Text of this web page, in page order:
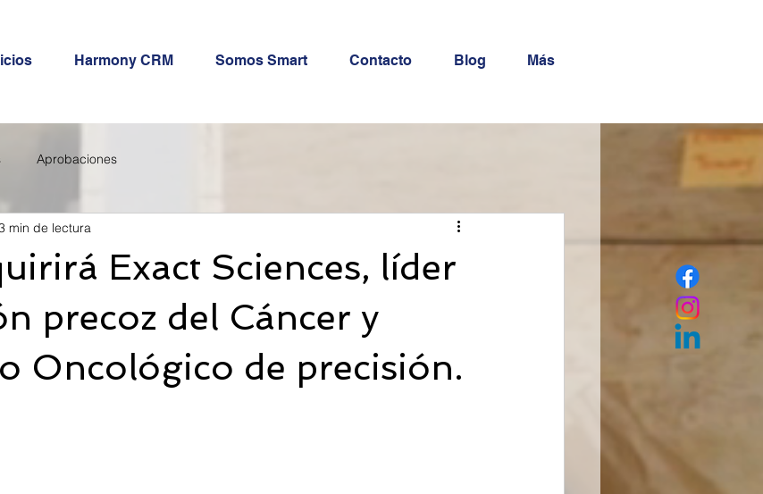
Harmony CRM Somos Smart Contacto Blog Más
Aprobaciones
Exact Sciences, líder
precoz del Cáncer y
Oncológico de precisión.
min de lectura